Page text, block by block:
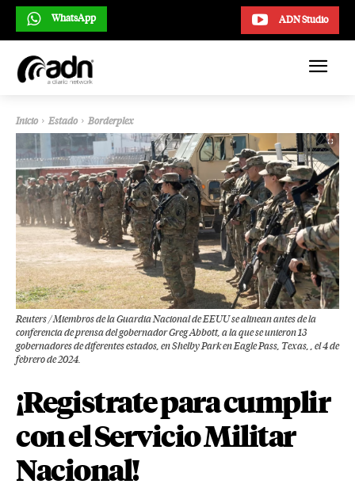
ADN Studio
WhatsApp
Inicio Estado Borderplex
Reuters / Miembros de la Guardia Nacional de EEUU se alinean antes de la
conferencia de prensa del gobernador Greg Abbott, a la que se unieron 13
gobernadores de diferentes estados, en Shelby Park en Eagle Pass, Texas, , el 4 de
febrero de 2024.
¡Registrate para cumplir
con el Servicio Militar
Nacional!